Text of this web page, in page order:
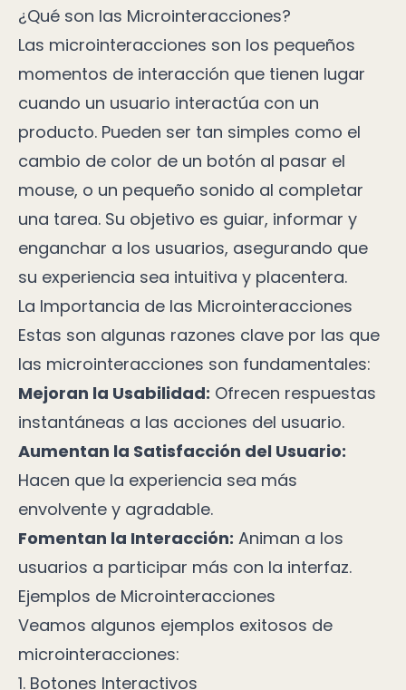
¿Qué son las Microinteracciones?
Las microinteracciones son los pequeños
momentos de interacción que tienen lugar
cuando un usuario interactúa con un
producto. Pueden ser tan simples como el
cambio de color de un botón al pasar el
mouse, o un pequeño sonido al completar
una tarea. Su objetivo es guiar, informar y
enganchar a los usuarios, asegurando que
su experiencia sea intuitiva y placentera.
La Importancia de las Microinteracciones
Estas son algunas razones clave por las que
las microinteracciones son fundamentales:
Mejoran la Usabilidad: Ofrecen respuestas
instantáneas a las acciones del usuario.
Aumentan la Satisfacción del Usuario:
Hacen que la experiencia sea más
envolvente y agradable.
Fomentan la Interacción: Animan a los
usuarios a participar más con la interfaz.
Ejemplos de Microinteracciones
Veamos algunos ejemplos exitosos de
microinteracciones:
1. Botones Interactivos